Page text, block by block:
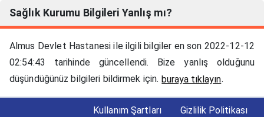
Sağlık Kurumu Bilgileri Yanlış mı?
Almus Devlet Hastanesi ile ilgili bilgiler en son 2022-12-12
02:54:43 tarihinde güncellendi. Bize yanlış olduğunu
düşündüğünüz bilgileri bildirmek için. buraya tıklayın.
Kullanım Şartları
Gizlilik Politikası